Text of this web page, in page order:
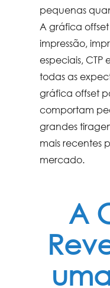
pequenas
Agráfica offset
impressão,
especiais,
todas as
gráfica offset
comportam
grandes
mais recentes
mercado.
A